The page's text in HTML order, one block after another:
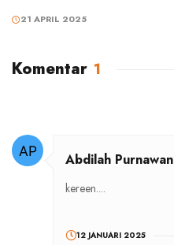
21 APRIL 2025
Komentar 1
Abdilah Purnawan
kereen....
12 JANUARI 2025